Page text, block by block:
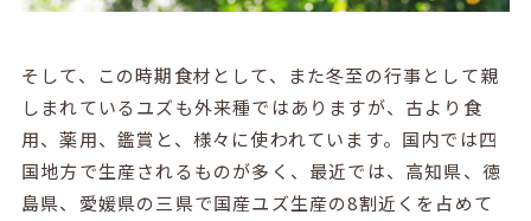
そして、この時期食材として、また冬至の行事として親
しまれているユズも外来種ではありますが、古より食
用、薬用、鑑賞と、様々に使われています。国内では四
国地方で生産されるものが多く、最近では、高知県、徳
島県、愛媛県の三県で国産ユズ生産の8割近くを占めて